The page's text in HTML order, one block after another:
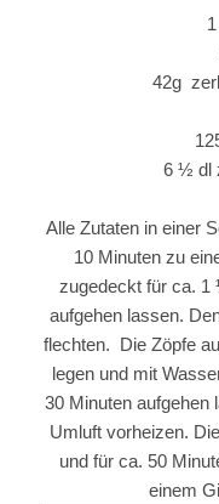
42g
6 ½ dl
Alle Zutaten in einer
10 Minuten zu
zugedeckt für ca. 1
aufgehen lassen.
flechten. Die Zöpfe
legen und mit
30 Minuten aufgehen
Umluft vorheizen.
und für ca. 50
einem